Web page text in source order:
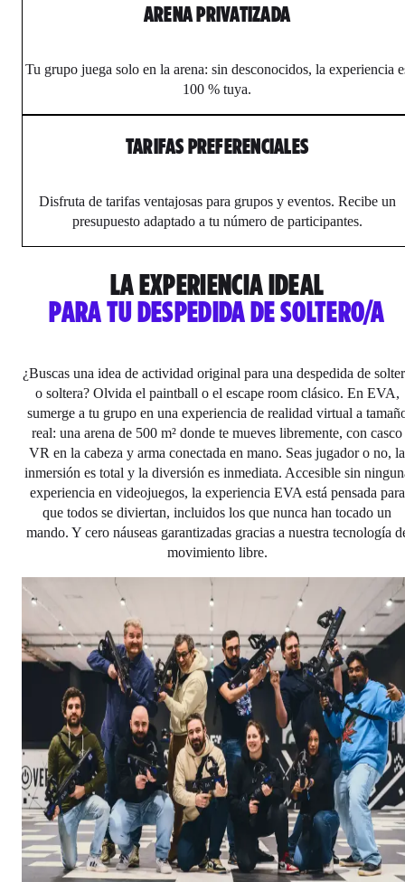
ARENA PRIVATIZADA
Tu grupo juega solo en la arena: sin desconocidos, la experiencia
100 % tuya.
TARIFAS PREFERENCIALES
Disfruta de tarifas ventajosas para grupos y eventos. Recibe un
presupuesto adaptado a tu número de participantes.
LA EXPERIENCIA IDEAL
PARA TU DESPEDIDA DE SOLTERO/A
¿Buscas una idea de actividad original para una despedida de
o soltera? Olvida el paintball o el escape room clásico. En EVA,
sumerge a tu grupo en una experiencia de realidad virtual a
real: una arena de 500 m² donde te mueves libremente, con casco
VR en la cabeza y arma conectada en mano. Seas jugador o no, la
inmersión es total y la diversión es inmediata. Accesible sin
experiencia en videojuegos, la experiencia EVA está pensada para
que todos se diviertan, incluidos los que nunca han tocado un
mando. Y cero náuseas garantizadas gracias a nuestra tecnología
movimiento libre.